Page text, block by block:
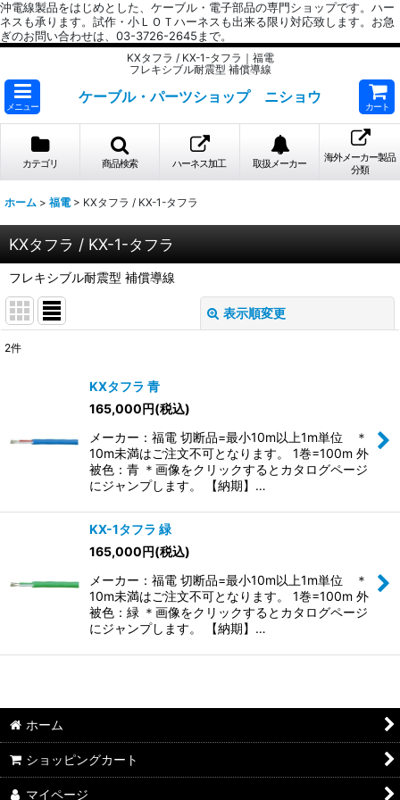
沖電線製品をはじめとした、ケーブル・電子部品の専門ショップです。ハー
ネスも承ります。試作・小ＬＯＴハーネスも出来る限り対応致します。お急
ぎのお問い合わせは、03-3726-2645まで。
KXタフラ / KX-1-タフラ｜福電
フレキシブル耐震型 補償導線
メニュー
ケーブル・パーツショップ ニショウ
カート
カテゴリ 商品検索 ハーネス加工 取扱メーカー
海外メーカー製品
分類
ホーム > 福電 > KXタフラ / KX-1-タフラ
KXタフラ / KX-1-タフラ
フレキシブル耐震型 補償導線
表示順変更
絞り込む
2件
KXタフラ 青
165,000円(税込)
メーカー：福電 切断品=最小10m以上1m単位 ＊
10m未満はご注文不可となります。 1巻=100m 外
被色：青 ＊画像をクリックするとカタログページ
にジャンプします。 【納期】…
KX-1タフラ 緑
165,000円(税込)
メーカー：福電 切断品=最小10m以上1m単位 ＊
10m未満はご注文不可となります。 1巻=100m 外
被色：緑 ＊画像をクリックするとカタログページ
にジャンプします。 【納期】…
ホーム
ショッピングカート
マイページ